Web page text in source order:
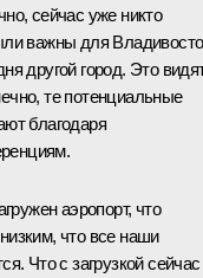
сейчас уже никто
важны для
другой город. Это
те потенциальные
благодаря
аэропорт, что
что все наши
Что с загрузкой сейчас